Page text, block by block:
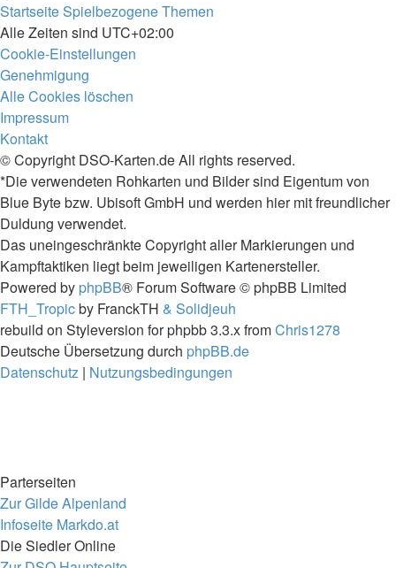
StartseiteSpielbezogene Themen
Alle Zeiten sind UTC+02:00
Cookie-Einstellungen
Genehmigung
Alle Cookies löschen
Impressum
Kontakt
© Copyright DSO-Karten.de All rights reserved.
*Die verwendeten Rohkarten und Bilder sind Eigentum von
Blue Byte bzw. Ubisoft GmbH und werden hier mit freundlicher
Duldung verwendet.
Das uneingeschränkte Copyright aller Markierungen und
Kampftaktiken liegt beim jeweiligen Kartenersteller.
Powered by phpBB® Forum Software © phpBB Limited
FTH_Tropicby FranckTH & Solidjeuh
rebuild on Styleversion for phpbb 3.3.x fromChris1278
Deutsche Übersetzung durch phpBB.de
Datenschutz | Nutzungsbedingungen
Parterseiten
Zur Gilde Alpenland
Infoseite Markdo.at
Die Siedler Online